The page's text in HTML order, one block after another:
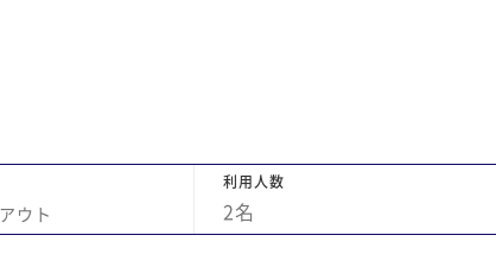
ウト
利用人数
2名